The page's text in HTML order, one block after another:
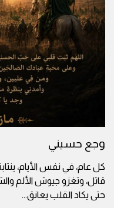
وجع حسيني
كل عام، في نفس الأيام،
قاتل، وتغزو جيوش الألم
حتى يكاد القلب يعانق...